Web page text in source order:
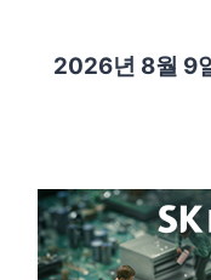
2026년 8월 9